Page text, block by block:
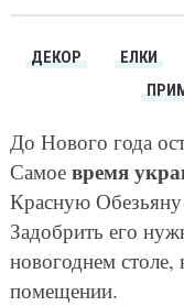
ДЕКОР ЕЛКИ
До Нового года
Самое время
Красную
Задобрить его
новогоднем
помещении.